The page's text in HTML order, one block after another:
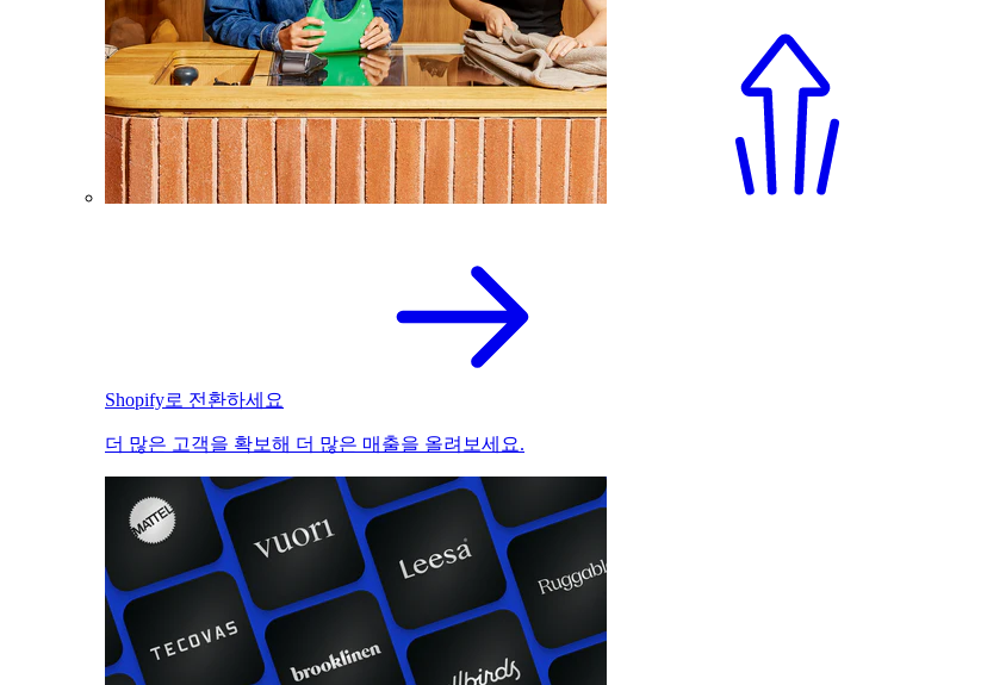
Shopify로 전환하세요
더 많은 고객을 확보해 더 많은 매출을 올려보세요.